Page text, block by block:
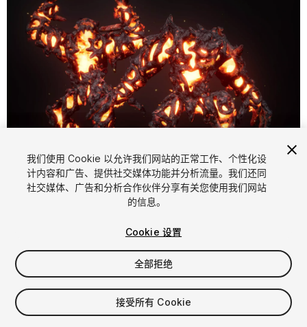
1/9
$29.99
增值税将在结算时计算
我们使用 Cookie 以允许我们网站的正常工作、个性化设
计内容和广告、提供社交媒体功能并分析流量。我们还同
社交媒体、广告和分析合作伙伴分享有关您使用我们网站
的信息。
Cookie 设置
全部拒绝
接受所有 Cookie